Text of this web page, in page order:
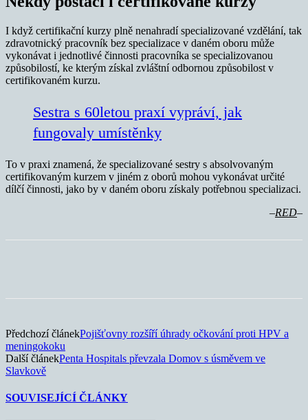
I když certifikační kurzy plně nenahradí specializované vzdělání, tak
zdravotnický pracovník bez specializace v daném oboru může
vykonávat i jednotlivé činnosti pracovníka se specializovanou
způsobilostí, ke kterým získal zvláštní odbornou způsobilost v
certifikovaném kurzu.
Sestra s 60letou praxí vypráví, jak
fungovaly umístěnky
To v praxi znamená, že specializované sestry s absolvovaným
certifikovaným kurzem v jiném z oborů mohou vykonávat určité
dílčí činnosti, jako by v daném oboru získaly potřebnou specializaci.
–RED–
Předchozí článekPojišťovny rozšíří úhrady očkování proti HPV a
meningokoku
Další článekPenta Hospitals převzala Domov s úsměvem ve
Slavkově
SOUVISEJÍCÍ ČLÁNKY